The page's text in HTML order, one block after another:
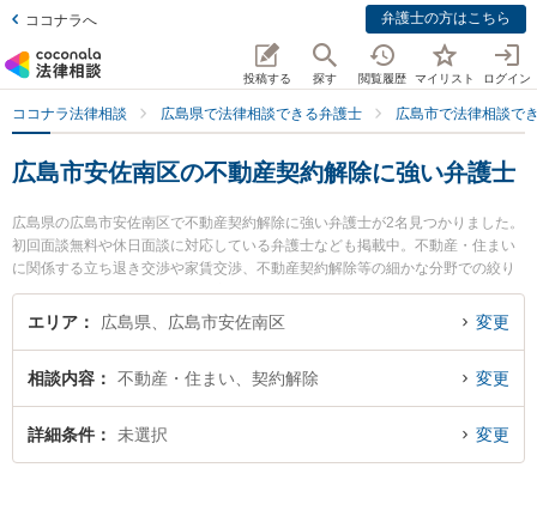
ココナラへ 弁護士の方はこちら
投稿する 探す 閲覧履歴 マイリスト ログイン
ココナラ法律相談 広島県で法律相談できる弁護士 広島市で法律相談で
広島市安佐南区の不動産契約解除に強い弁護士
広島県の広島市安佐南区で不動産契約解除に強い弁護士が2名見つかりました。
初回面談無料や休日面談に対応している弁護士なども掲載中。不動産・住まい
に関係する立ち退き交渉や家賃交渉、不動産契約解除等の細かな分野での絞り
込み検索もでき便利です。特に安佐合同法律事務所の大原 太軸弁護士や弁護士
法人山下江法律事務所 中筋オフィスの田中 伸弁護士のプロフィール情報や弁護
解除のトラブル解決の実績豊富な近くの弁護士を検索したい』『初回相談無料
で不動産契約解除を法律相談できる広島市安佐南区内の弁護士に相談予約した
い』などでお困りの相談者さんにおすすめです。
エリア 広島県、広島市安佐南区 変更
相談内容 不動産・住まい、契約解除 変更
詳細条件 未選択 変更